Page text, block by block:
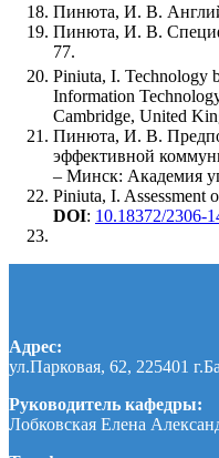
Пинюта, И. В.
Пинюта, И. В.
77.
Piniuta, I. Technology
Information
Cambridge, United
Пинюта, И. В.
эффективной
– Минск: Академия
Piniuta, I. Assessment
DOI: 10.18372/2306-
Адрес:
ул.Парковая, 62, 225401
Руководитель кафедры:
Лобковская Елена